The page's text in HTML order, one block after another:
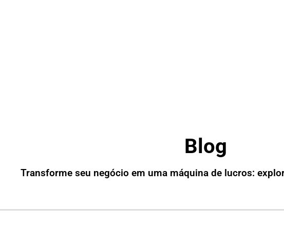
Blog
Transforme seu negócio em uma máquina de lucros: